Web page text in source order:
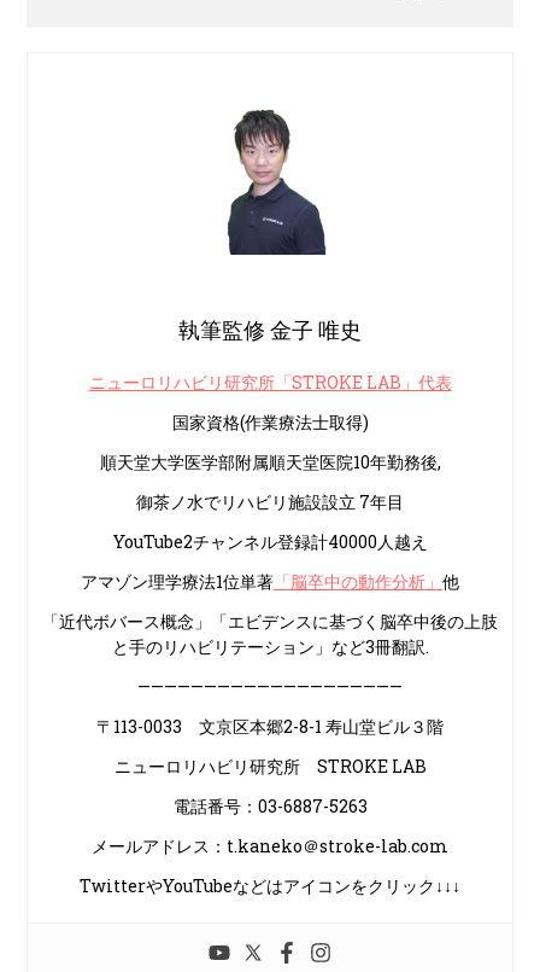
執筆監修 金子 唯史
ニューロリハビリ研究所「STROKE LAB」代表
国家資格(作業療法士取得)
順天堂大学医学部附属順天堂医院10年勤務後,
御茶ノ水でリハビリ施設設立 7年目
YouTube2チャンネル登録計40000人越え
アマゾン理学療法1位単著 「脳卒中の動作分析」 他
「近代ボバース概念」「エビデンスに基づく脳卒中後の上肢
と手のリハビリテーション」など3冊翻訳.
————————————————————
〒113-0033 文京区本郷2-8-1 寿山堂ビル３階
ニューロリハビリ研究所 STROKE LAB
電話番号：03-6887-5263
メールアドレス：t.kaneko＠stroke-lab.com
TwitterやYouTubeなどはアイコンをクリック↓↓↓